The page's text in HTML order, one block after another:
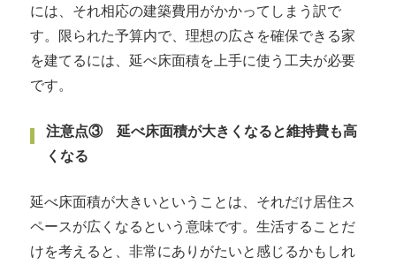
には、それ相応の建築費用がかかってしまう訳で
す。限られた予算内で、理想の広さを確保できる家
を建てるには、延べ床面積を上手に使う工夫が必要
です。
注意点③ 延べ床面積が大きくなると維持費も高
くなる
延べ床面積が大きいということは、それだけ居住ス
ペースが広くなるという意味です。生活することだ
けを考えると、非常にありがたいと感じるかもしれ